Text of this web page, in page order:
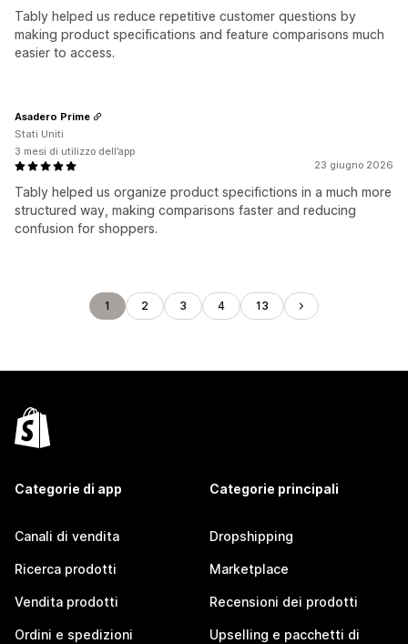
Tably helped us reduce repetitive customer questions by
making product specifications and feature comparisons much
easier to access.
23 giugno 2026
Tably helped us organize product specifictions in a much more
structured way, making comparisons faster and reducing
confusion for shoppers.
Asadero Prime
Stati Uniti
3 mesi di utilizzo dell’app
1 2 3 4 13
Categorie di app
Canali di vendita
Ricerca prodotti
Vendita prodotti
Ordini e spedizioni
Categorie principali
Dropshipping
Marketplace
Recensioni dei prodotti
Upselling e pacchetti di